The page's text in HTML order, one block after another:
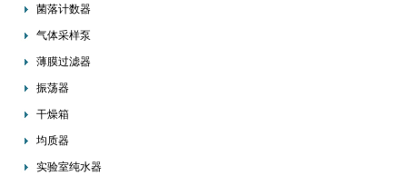
菌落计数器
气体采样泵
薄膜过滤器
振荡器
干燥箱
均质器
实验室纯水器